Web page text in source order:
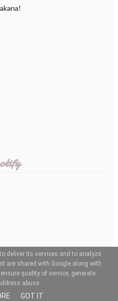
deliver its services and to analyze
are shared with Google along with
quality of service, generate
abuse.
GOT IT